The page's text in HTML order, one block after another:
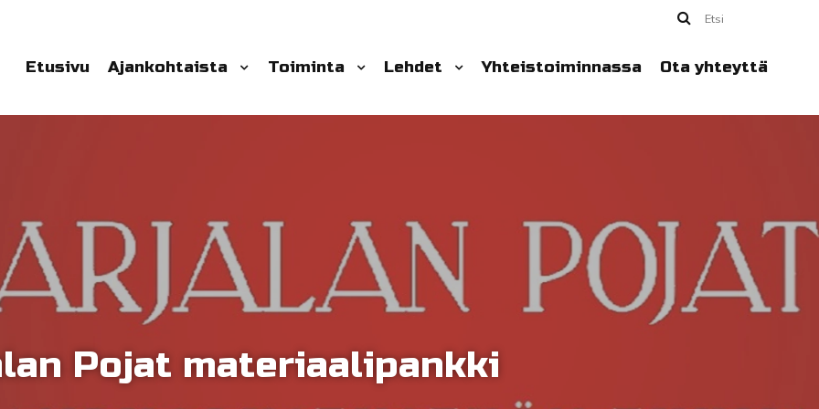
Etsi
Etusivu Ajankohtaista Toiminta Lehdet Yhteistoiminnassa Ota yhteyttä
Pojat materiaalipankki